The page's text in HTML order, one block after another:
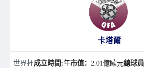
卡塔爾
世界杯成立時間:年市值： 2.01億歐元總球員